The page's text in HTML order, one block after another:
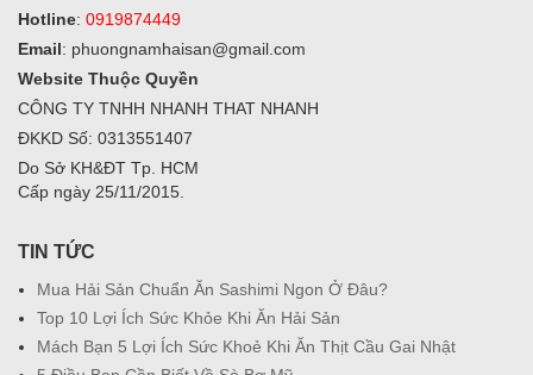
Hotline: 0919874449
Email: phuongnamhaisan@gmail.com
Website Thuộc Quyền
CÔNG TY TNHH NHANH THAT NHANH
ĐKKD Số: 0313551407
Do Sở KH&ĐT Tp. HCM
Cấp ngày 25/11/2015.
TIN TỨC
Mua Hải Sản Chuẩn Ăn Sashimi Ngon Ở Đâu?
Top 10 Lợi Ích Sức Khỏe Khi Ăn Hải Sản
Mách Bạn 5 Lợi Ích Sức Khoẻ Khi Ăn Thịt Cầu Gai Nhật